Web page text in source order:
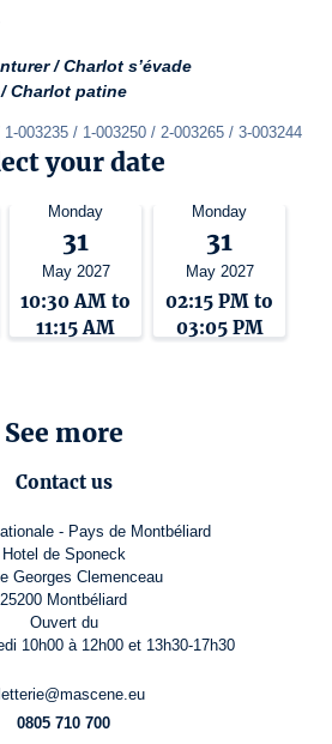
/ Charlot s’évade
Charlot patine
003235 / 1-003250 / 2-003265 / 3-003244
your date
Monday
31
May 2027
10:30 AM to
11:15 AM
Monday
31
May 2027
02:15 PM to
03:05 PM
See more
Contact us
- Pays de Montbéliard
Hotel de Sponeck
Georges Clemenceau
25200 Montbéliard
Ouvert du
10h00 à 12h00 et 13h30-17h30
0805 710 700